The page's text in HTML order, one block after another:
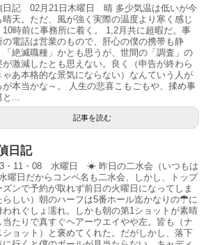
日記 02月21日木曜日 晴 多少気温は低いが今
晴天。ただ、風が強く実際の温度より寒く感じ
10時前に事務所に着く。 1,2月共に超暇だ。事
の電話は営業のもので、肝心の僕の携帯も静
「絶滅職種」かとも思うが、世間の「調査」の
が激減したとも思えない。良く（申告が終わら
ゃあ本格的な景気にならない）なんていう人が
が本当かな～。 人生の悲喜こもごもや、揉め事
と...
記事を読む
日記
・11・08 水曜日 ☀ 昨日の二水会（いつもは
曜日だからコンペ名も二水会、しかし、トップ
ズンで予約が取れず前日の火曜日になってしま
らしい）朝のハーフは5番ホール迄かなりの☂に
われぐしょ濡れ。しかも朝の第1ショットが素晴
当たりで真すぐヘアーウエイやや左。皆も（ナ
ショット）と褒めてくれた。だがしかし、落下